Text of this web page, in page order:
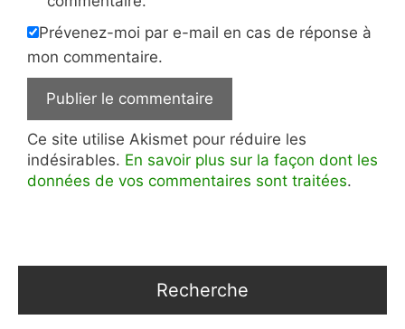
Prévenez-moi par e-mail en cas de réponse à
mon commentaire.
Ce site utilise Akismet pour réduire les
indésirables. En savoir plus sur la façon dont les
données de vos commentaires sont traitées.
Recherche